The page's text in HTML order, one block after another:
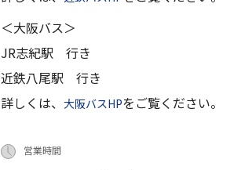
＜大阪バス＞
JR志紀駅 行き
近鉄八尾駅 行き
詳しくは、 大阪バスHPをご覧ください。
営業時間